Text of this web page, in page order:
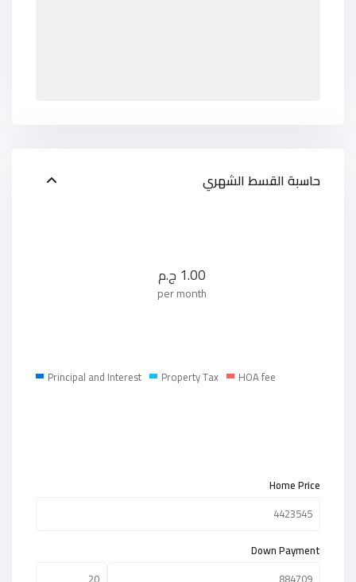
حاسبة القسط الشهري
1.00 ج.م
per month
Principal and Interest Property Tax HOA fee
Home Price
Down Payment